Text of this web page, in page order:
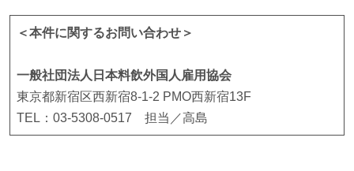
＜本件に関するお問い合わせ＞
一般社団法人日本料飲外国人雇用協会
東京都新宿区西新宿8-1-2 PMO西新宿13F
TEL：03-5308-0517 担当／高島